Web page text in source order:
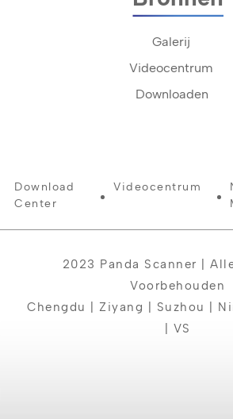
Galerij
Videocentrum
Downloaden
Download
Center
Videocentrum
2023 Panda Scanner |
Voorbehouden
Chengdu | Ziyang | Suzhou |
| VS